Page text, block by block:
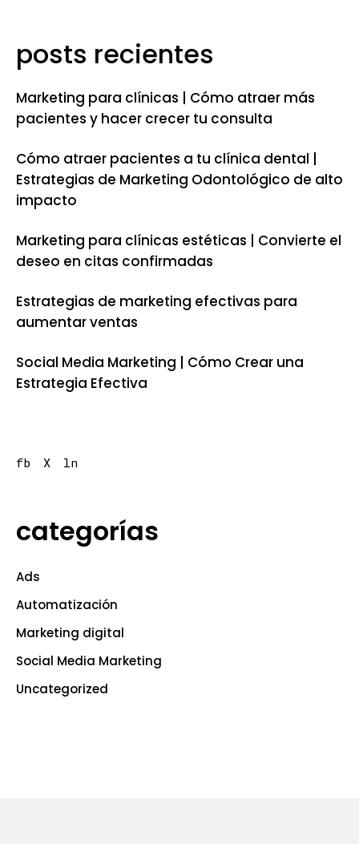
posts recientes
Marketing para clínicas | Cómo atraer más
pacientes y hacer crecer tu consulta
Cómo atraer pacientes a tu clínica dental |
Estrategias de Marketing Odontológico de alto
impacto
Marketing para clínicas estéticas | Convierte el
deseo en citas confirmadas
Estrategias de marketing efectivas para
aumentar ventas
Social Media Marketing | Cómo Crear una
Estrategia Efectiva
fb X ln
categorías
Ads
Automatización
Marketing digital
Social Media Marketing
Uncategorized